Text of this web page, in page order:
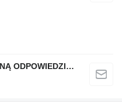
QINDITO SPÓŁKA Z OGRANICZONĄ ODPOWIEDZIALNOŚCIĄ